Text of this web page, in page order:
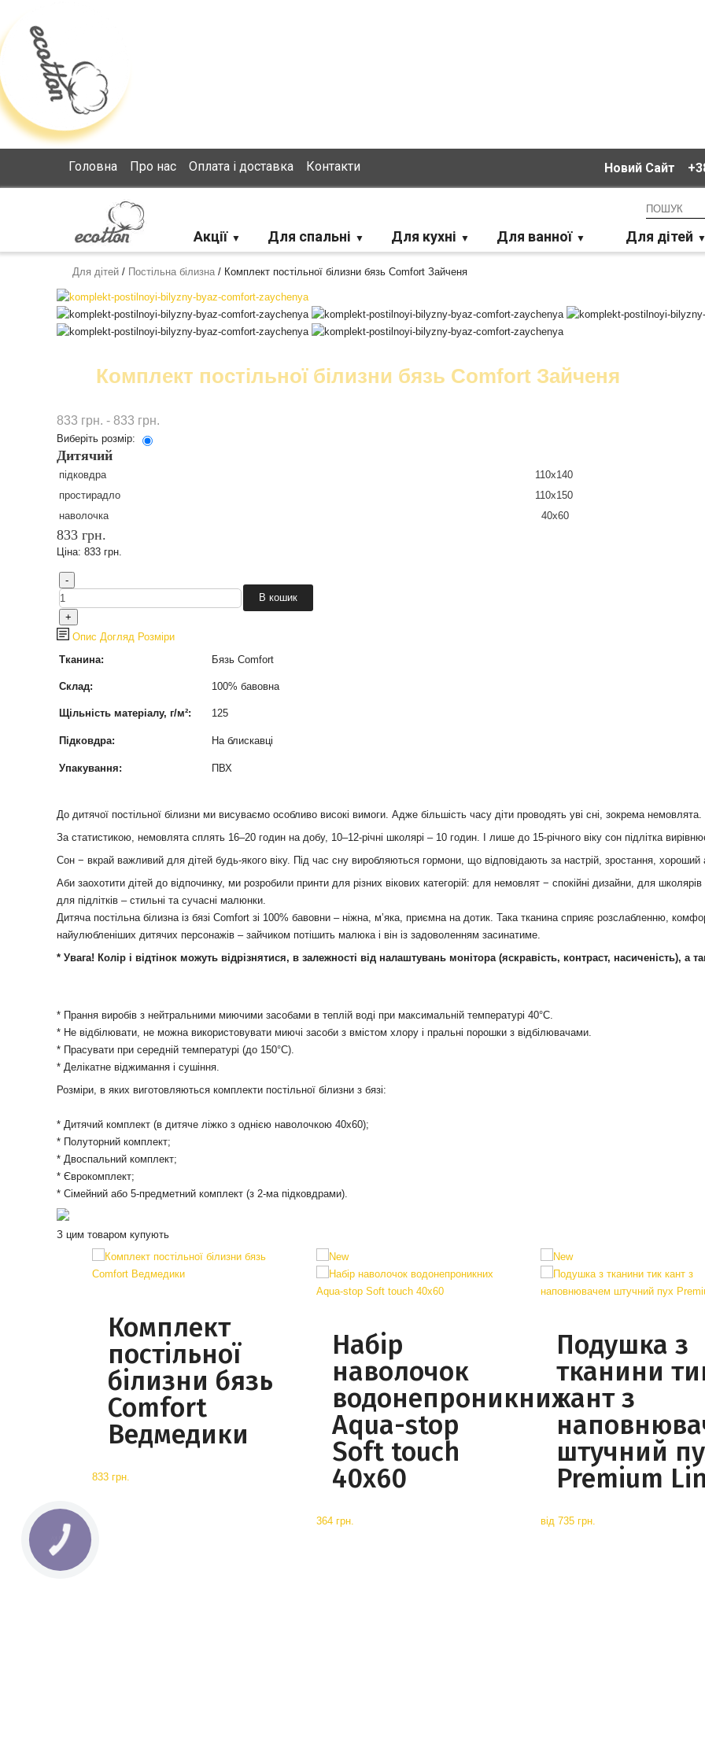
Головна Про нас Оплата і доставка Контакти Новий Сайт
Акції Для спальні Для кухні Для ванної Для дітей
Для дітей/ Постільна білизна / Комплект постільної білизни бязь Comfort Зайченя
Комплект постільної білизни бязь Comfort Зайченя
833 грн. - 833 грн.
Виберіть розмір:
Дитячий
підковдра 110х140
простирадло
110х150
наволочка
40х60
833 грн.
Ціна: 833 грн.
Опис Догляд Розміри
Тканина:
Бязь Comfort
Склад: 100% бавовна
Щільність матеріалу, г/м²: 125
Підковдра: На блискавці
Упакування: ПВХ
До дитячої постільної білизни ми висуваємо особливо високі вимоги. Адже більшість часу діти проводять уві сні, зокрема немовлята.
За статистикою, немовлята сплять 16–20 годин на добу, 10–12-річні школярі – 10 годин. І лише до 15-річного віку сон підлітка
Сон − вкрай важливий для дітей будь-якого віку. Під час сну виробляються гормони, що відповідають за настрій, зростання, хороший
Аби заохотити дітей до відпочинку, ми розробили принти для різних вікових категорій: для немовлят − спокійні дизайни, для
для підлітків – стильні та сучасні малюнки.
Дитяча постільна білизна із бязі Comfort зі 100% бавовни – ніжна, м’яка, приємна на дотик. Така тканина сприяє розслабленню,
найулюбленіших дитячих персонажів – зайчиком потішить малюка і він із задоволенням засинатиме.
* Увага! Колір і відтінок можуть відрізнятися, в залежності від налаштувань монітора (яскравість, контраст, насиченість), а
* Прання виробів з нейтральними миючими засобами в теплій воді при максимальній температурі 40°С.
* Не відбілювати, не можна використовувати миючі засоби з вмістом хлору і пральні порошки з відбілювачами.
* Прасувати при середній температурі (до 150°С).
* Делікатне віджимання і сушіння.
Розміри, в яких виготовляються комплекти постільної білизни з бязі:
* Дитячий комплект (в дитяче ліжко з однією наволочкою 40x60);
* Полуторний комплект;
* Двоспальний комплект;
* Єврокомплект;
* Сімейний або 5-предметний комплект (з 2-ма підковдрами).
З цим товаром купують
Комплект
постільної
білизни бязь
Comfort
Ведмедики
833 грн.
Набір
наволочок
водонепроникних
Aqua-stop
Soft touch
40x60
364 грн.
Подушка з
тканини
кант з
штучний
Premium
від 735 грн.